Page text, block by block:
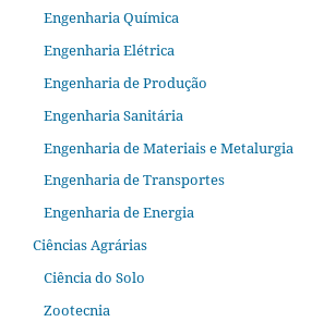
Engenharia Química
Engenharia Elétrica
Engenharia de Produção
Engenharia Sanitária
Engenharia de Materiais e Metalurgia
Engenharia de Transportes
Engenharia de Energia
Ciências Agrárias
Ciência do Solo
Zootecnia